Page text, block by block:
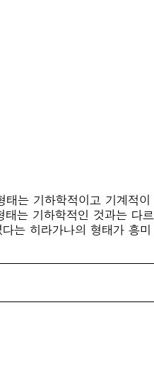
는 기하학적이고 기계적이
는 기하학적인 것과는 다르
는 히라가나의 형태가 흥미